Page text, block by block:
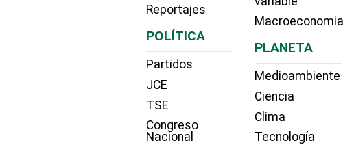
Reportajes
POLÍTICA
Partidos
JCE
TSE
Congreso
Nacional
Macroeconomia
PLANETA
Medioambiente
Ciencia
Clima
Tecnología